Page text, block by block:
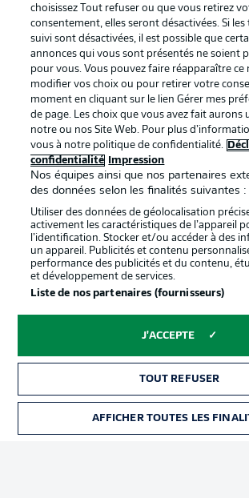
La publicité Conditions
services
Mentions Légales Gérer mes
confidentialité
Travaux Contact
Impression Joueurs
© 2026 Bundesliga-Gruppe
Choisissez votre langue
Français
choisissez Tout refuser ou que vous retirez
consentement, elles seront désactivées. Si
suivi sont désactivées, il est possible que
annonces qui vous sont présentés ne soient
pour vous. Vous pouvez faire réapparaître ce
modifier vos choix ou pour retirer votre
moment en cliquant sur le lien Gérer mes
de page. Les choix que vous avez fait aurons
notre ou nos Site Web. Pour plus
vous à notre politique de confidentialité.
confidentialité
Impression
Nos équipes ainsi que nos partenaires
des données selon les finalités suivantes :
Utiliser des données de géolocalisation
activement les caractéristiques de l’appareil
l’identification. Stocker et/ou accéder à des
un appareil. Publicités et contenu
performance des publicités et du contenu,
et développement de services.
Liste de nos partenaires (fournisseurs)
J'ACCEPTE
TOUT REFUSER
AFFICHER TOUTES LES